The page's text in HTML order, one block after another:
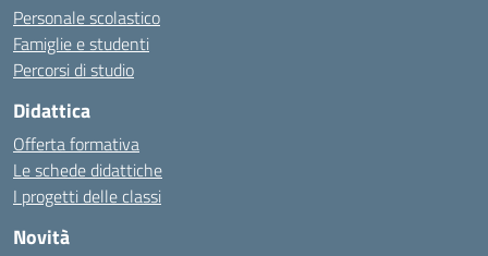
Personale scolastico
Famiglie e studenti
Percorsi di studio
Didattica
Offerta formativa
Le schede didattiche
I progetti delle classi
Novità